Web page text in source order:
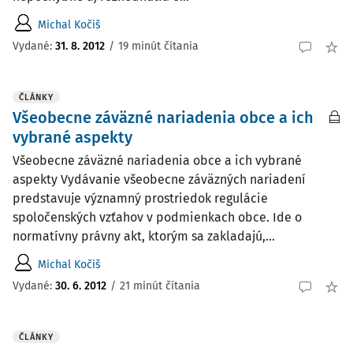
Michal Kočiš
Vydané: 31. 8. 2012 / 19 minút čítania
ČLÁNKY
Všeobecne záväzné nariadenia obce a ich
vybrané aspekty
Všeobecne záväzné nariadenia obce a ich vybrané
aspekty Vydávanie všeobecne záväzných nariadení
predstavuje významný prostriedok regulácie
spoločenských vzťahov v podmienkach obce. Ide o
normatívny právny akt, ktorým sa zakladajú,...
Michal Kočiš
Vydané: 30. 6. 2012 / 21 minút čítania
ČLÁNKY